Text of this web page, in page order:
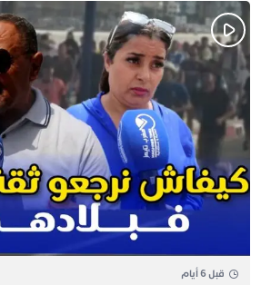
قبل 6 أيام